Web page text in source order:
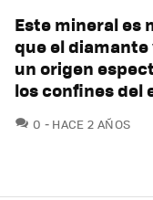
Este mineral es
que el
un origen
los confines del
0 COMENTARIOS
HACE 2 AÑOS